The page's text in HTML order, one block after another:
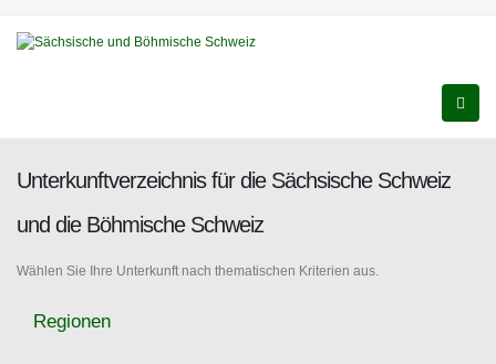
Unterkunftverzeichnis für die Sächsische Schweiz
und die Böhmische Schweiz
Wählen Sie Ihre Unterkunft nach thematischen Kriterien aus.
Regionen